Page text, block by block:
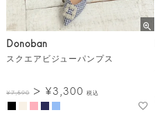
Donoban
スクエアビジューパンプス
¥7,590 ¥3,300 税込